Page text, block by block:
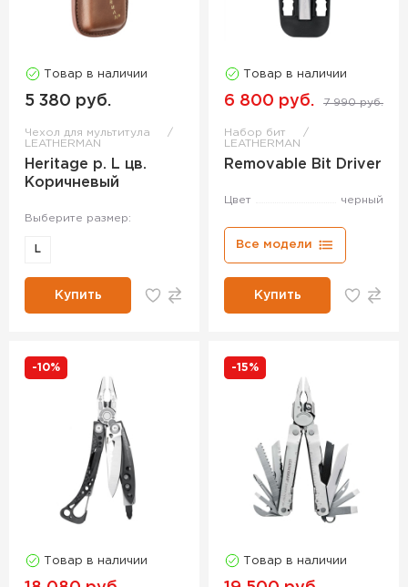
Товар в наличии
5 380 руб.
Чехол для мультитула
LEATHERMAN
Heritage р. L цв.
Коричневый
Выберите размер:
L
Купить
Товар в наличии
6 800 руб. 7 990 руб.
Набор бит
LEATHERMAN
Removable Bit Driver
Цвет черный
Все модели
Купить
-10%
Товар в наличии
-15%
Товар в наличии